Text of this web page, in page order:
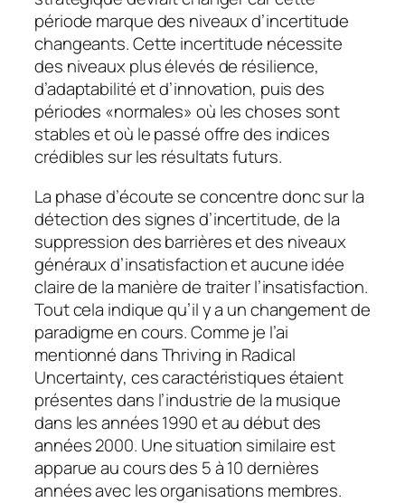
période marque des niveaux d’incertitude
changeants. Cette incertitude nécessite
des niveaux plus élevés de résilience,
d’adaptabilité et d’innovation, puis des
périodes «normales» où les choses sont
stables et où le passé offre des indices
crédibles sur les résultats futurs.
La phase d’écoute se concentre donc sur la
détection des signes d’incertitude, de la
suppression des barrières et des niveaux
généraux d’insatisfaction et aucune idée
claire de la manière de traiter l’insatisfaction.
Tout cela indique qu’il y a un changement de
paradigme en cours. Comme je l’ai
mentionné dans Thriving in Radical
Uncertainty, ces caractéristiques étaient
présentes dans l’industrie de la musique
dans les années 1990 et au début des
années 2000. Une situation similaire est
apparue au cours des 5 à 10 dernières
années avec les organisations membres.